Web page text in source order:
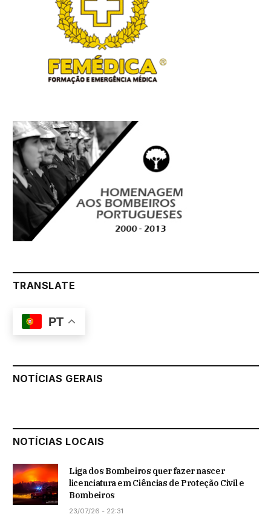
TRANSLATE
PT
NOTÍCIAS GERAIS
NOTÍCIAS LOCAIS
Liga dos Bombeiros quer fazer nascer
licenciatura em Ciências de Proteção Civil e
Bombeiros
23/07/26 - 22:31